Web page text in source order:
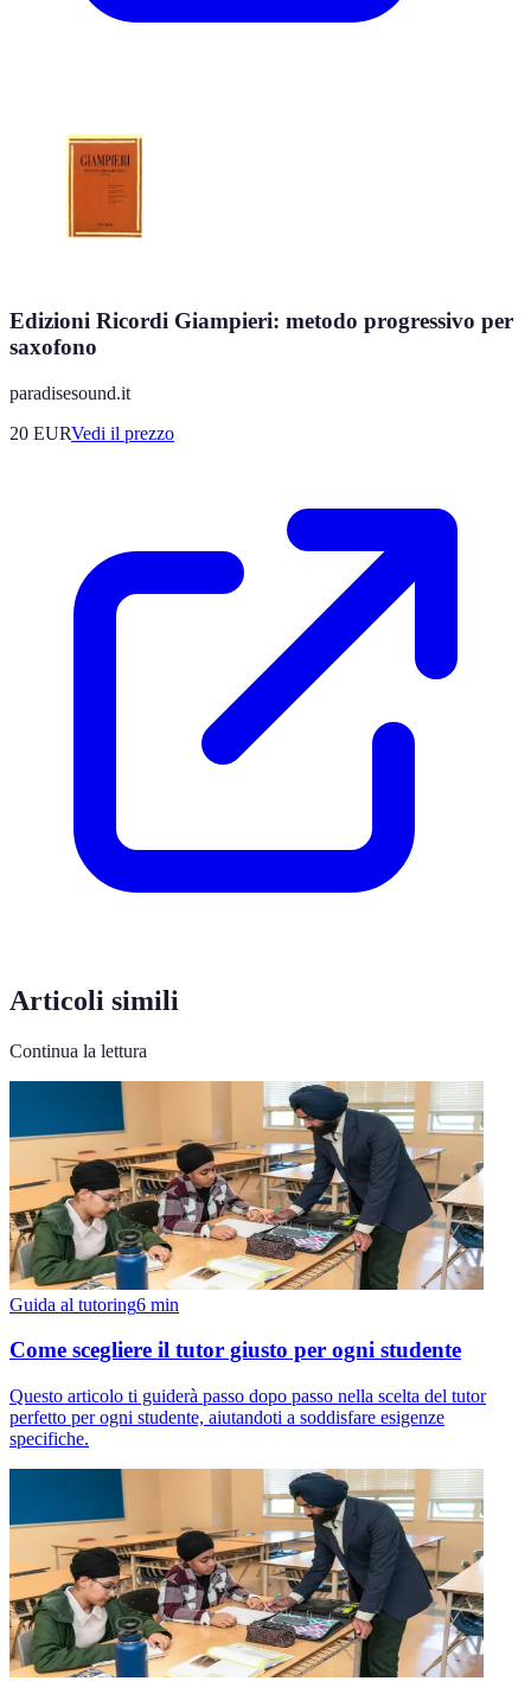
Edizioni Ricordi Giampieri: metodo progressivo per
saxofono
paradisesound.it
20 EURVedi il prezzo
Articoli simili
Continua la lettura
Guida al tutoring6 min
Come scegliere il tutor giusto per ogni studente
Questo articolo ti guiderà passo dopo passo nella scelta del tutor
perfetto per ogni studente, aiutandoti a soddisfare esigenze
specifiche.